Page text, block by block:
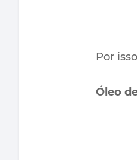
Por
Óleo